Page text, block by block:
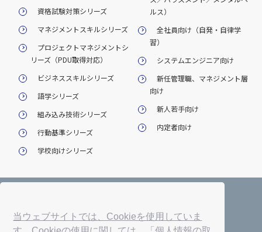
当ウェブサイトでは、Cookieを使用していま
資格試験対策シリーズ
マネジメントスキルシリーズ
プロジェクトマネジメントシ
リーズ（PDU取得対応）
ビジネススキルシリーズ
語学シリーズ
組み込み技術シリーズ
行動基準シリーズ
学校向けシリーズ
ルス）
全社員向け（自発・自律学
習）
システムエンジニア向け
新任管理職、マネジメント層
向け
新人若手向け
内定者向け
情報セキュリティ基本方針
法人契約約款・利用規約